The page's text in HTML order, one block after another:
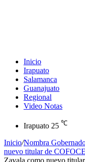
Inicio
Irapuato
Salamanca
Guanajuato
Regional
Video Notas
Irapuato 25 ℃
Inicio/Nombra
nuevo titular de COFOCE